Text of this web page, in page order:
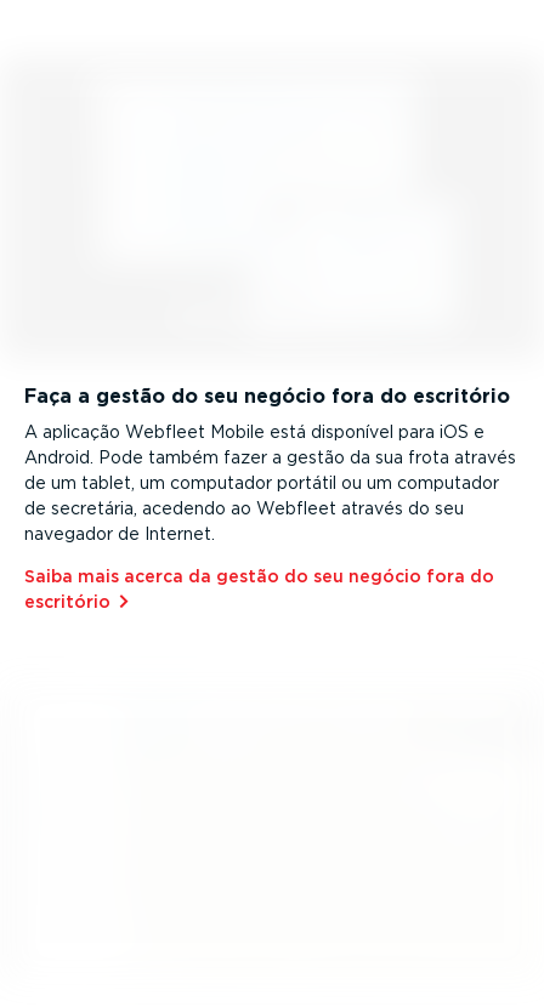
Faça a gestão do seu negócio fora do escritório
A aplicação Webfleet Mobile está disponível para iOS e
Android. Pode também fazer a gestão da sua frota através
de um tablet, um computador portátil ou um computador
de secretária, acedendo ao Webfleet através do seu
navegador de Internet.
Saiba mais acerca da gestão do seu negócio fora do
escritório⁠